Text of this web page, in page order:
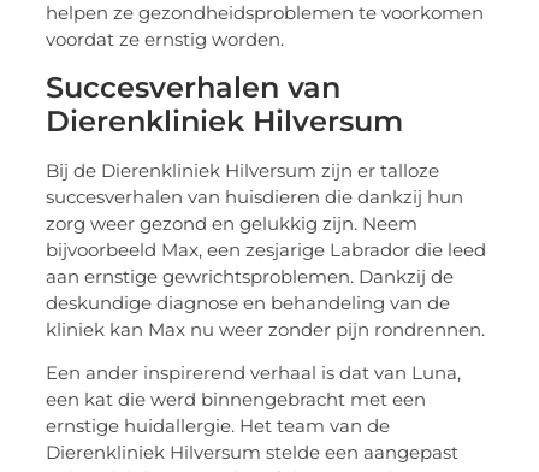
helpen ze gezondheidsproblemen te voorkomen
voordat ze ernstig worden.
Succesverhalen van
Dierenkliniek Hilversum
Bij de Dierenkliniek Hilversum zijn er talloze
succesverhalen van huisdieren die dankzij hun
zorg weer gezond en gelukkig zijn. Neem
bijvoorbeeld Max, een zesjarige Labrador die leed
aan ernstige gewrichtsproblemen. Dankzij de
deskundige diagnose en behandeling van de
kliniek kan Max nu weer zonder pijn rondrennen.
Een ander inspirerend verhaal is dat van Luna,
een kat die werd binnengebracht met een
ernstige huidallergie. Het team van de
Dierenkliniek Hilversum stelde een aangepast